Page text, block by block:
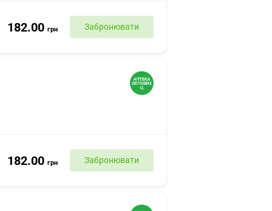
182.00 грн Забронювати
182.00 грн Забронювати